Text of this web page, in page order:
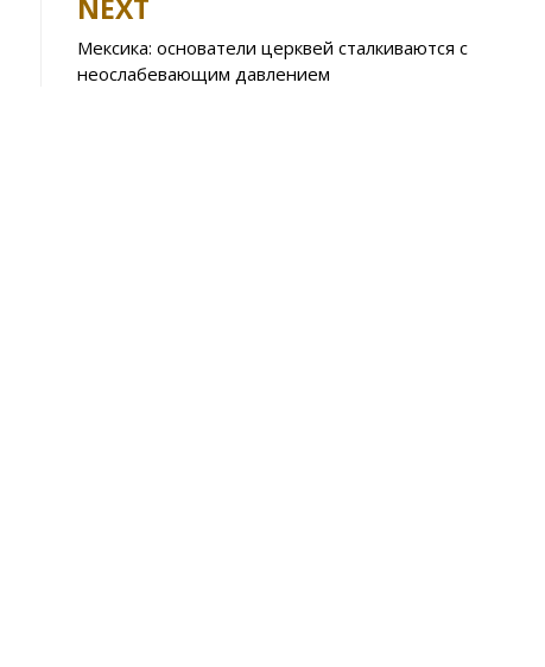
NEXT
Мексика: основатели церквей сталкиваются с
неослабевающим давлением